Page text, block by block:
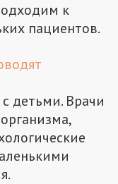
к
пациентов.
детьми. Врачи